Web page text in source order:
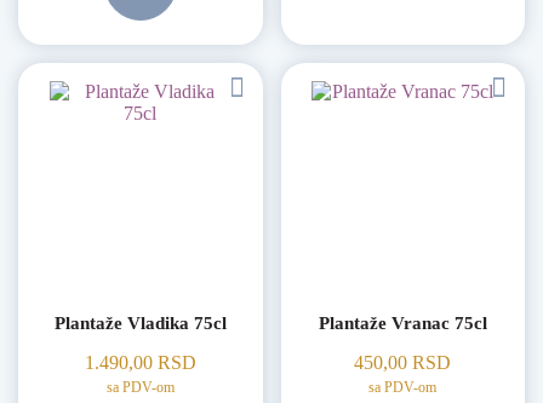
Plantaže Vladika 75cl
1.490,00 RSD
sa PDV-om
Plantaže Vranac 75cl
450,00RSD
sa PDV-om